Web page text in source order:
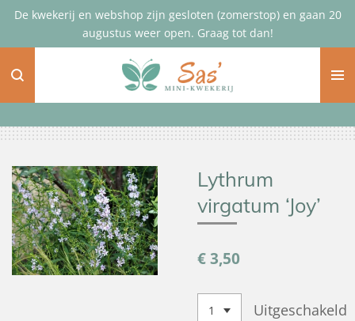
Ga
de
De kwekerij en webshop zijn gesloten (zomerstop) en gaan 20
augustus weer open. Graag tot dan!
Lythrum
virgatum ‘Joy’
€ 3,50
Uitgeschakeld